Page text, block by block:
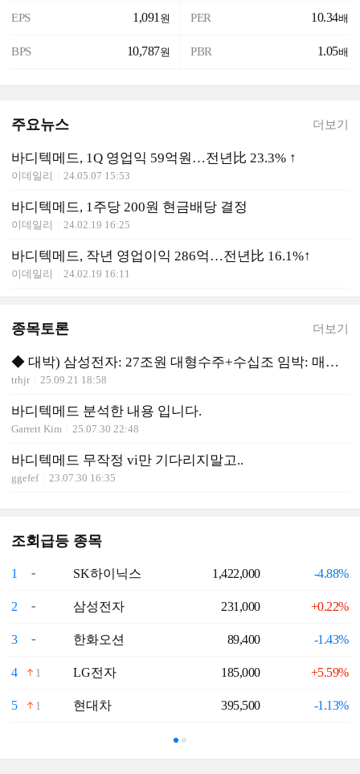
EPS 1,091 원
BPS 10,787원
PER 10.34배
PBR 1.05배
주요뉴스 더보기
바디텍메드, 1Q 영업익 59억원…전년比 23.3% ↑
이데일리 24.05.07 15:53
바디텍메드, 1주당 200원 현금배당 결정
이데일리 24.02.19 16:25
바디텍메드, 작년 영업이익 286억…전년比 16.1%↑
이데일리 24.02.19 16:11
종목토론 더보기
◆ 대박) 삼성전자: 27조원 대형수주+수십조 임박: 매수 유리
trhjr 25.09.21 18:58
바디텍메드 분석한 내용 입니다.
Garrett Kim 25.07.30 22:48
바디텍메드 무작정 vi만 기다리지말고..
ggefef 23.07.30 16:35
조회급등 종목
1 SK하이닉스 1,422,000 -4.88%
2 삼성전자 231,000 +0.22%
3 한화오션 89,400 -1.43%
4 1 LG전자 185,000 +5.59%
5 1 현대차 395,500 -1.13%